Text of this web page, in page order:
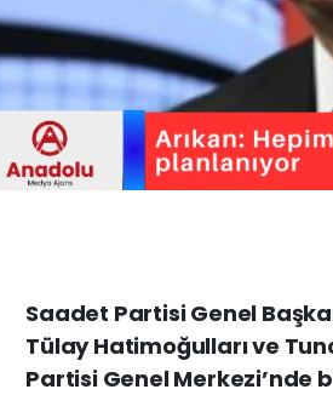
Saadet Partisi Genel
Tülay Hatimoğulları ve
Partisi Genel Merkezi’nde